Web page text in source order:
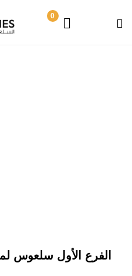
0
الفرع الأول سلعوس